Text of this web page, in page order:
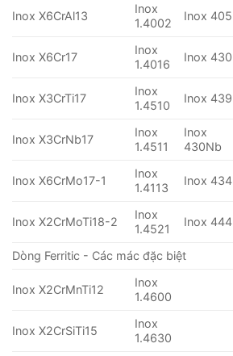
Inox X6CrAl13
Inox
1.4002
Inox 405
Inox X6Cr17
Inox
1.4016
Inox 430
Inox X3CrTi17
Inox
1.4510
Inox 439
Inox X3CrNb17
Inox
1.4511
Inox
430Nb
Inox X6CrMo17-1
Inox
1.4113
Inox 434
Inox X2CrMoTi18-2
Inox
1.4521
Inox 444
Dòng Ferritic - Các mác đặc biệt
Inox X2CrMnTi12
Inox
1.4600
Inox X2CrSiTi15
Inox
1.4630